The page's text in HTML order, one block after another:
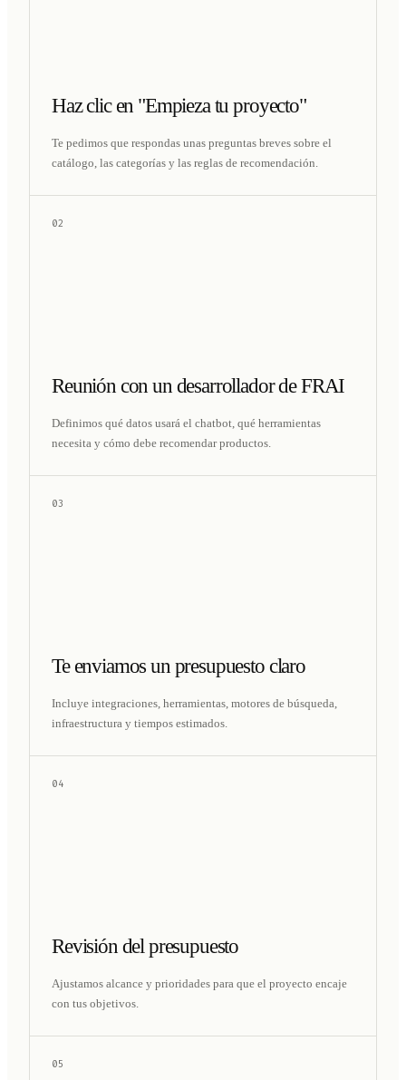
Haz clic en "Empieza tu proyecto"
Te pedimos que respondas unas preguntas breves sobre el
catálogo, las categorías y las reglas de recomendación.
02
Reunión con un desarrollador de FRAI
Definimos qué datos usará el chatbot, qué herramientas
necesita y cómo debe recomendar productos.
03
Te enviamos un presupuesto claro
Incluye integraciones, herramientas, motores de búsqueda,
infraestructura y tiempos estimados.
04
Revisión del presupuesto
Ajustamos alcance y prioridades para que el proyecto encaje
con tus objetivos.
05